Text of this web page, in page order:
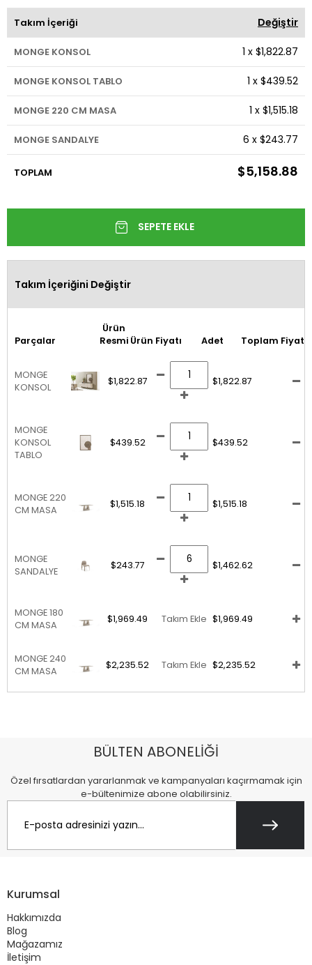
Takım İçeriği Değiştir
MONGE KONSOL 1 x $1,822.87
MONGE KONSOL TABLO 1 x $439.52
MONGE 220 CM MASA 1 x $1,515.18
MONGE SANDALYE 6 x $243.77
TOPLAM $5,158.88
Takım İçeriğini Değiştir
Parçalar
Ürün
Resmi Ürün Fiyatı Adet Toplam Fiyat
MONGE
KONSOL
$1,822.87 $1,822.87
MONGE
KONSOL
TABLO
$439.52 $439.52
MONGE 220
CM MASA
$1,515.18 $1,515.18
MONGE
SANDALYE
$243.77 $1,462.62
MONGE 180
CM MASA
$1,969.49 Takım Ekle $1,969.49
MONGE 240
CM MASA
$2,235.52 Takım Ekle $2,235.52
BÜLTEN ABONELİĞİ
Özel fırsatlardan yararlanmak ve kampanyaları kaçırmamak için
e-bültenimize abone olabilirsiniz.
Kurumsal
Hakkımızda
Blog
Mağazamız
İletişim